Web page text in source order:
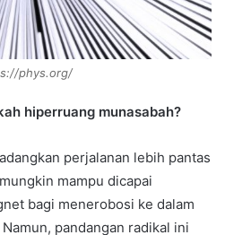
phys.org/
hiperruang munasabah?
perjalanan lebih pantas
mampu dicapai
bagi menerobosi ke dalam
pandangan radikal ini